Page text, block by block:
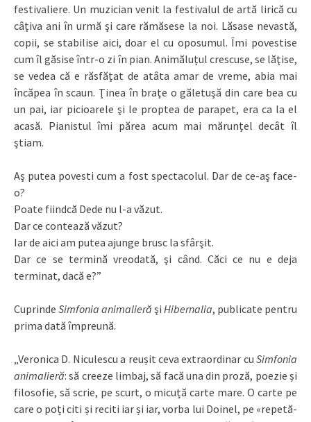
festivaliere. Un muzician venit la festivalul de artă lirică cu
câţiva ani în urmă şi care rămăsese la noi. Lăsase nevastă,
copii, se stabilise aici, doar el cu oposumul. Îmi povestise
cum îl găsise într-o zi în pian. Animăluţul crescuse, se lăţise,
se vedea că e răsfăţat de atâta amar de vreme, abia mai
încăpea în scaun. Ţinea în braţe o găletuşă din care bea cu
un pai, iar picioarele şi le proptea de parapet, era ca la el
acasă. Pianistul îmi părea acum mai mărunţel decât îl
ştiam.
Aş putea povesti cum a fost spectacolul. Dar de ce-aş face-
o?
Poate fiindcă Dede nu l-a văzut.
Dar ce contează văzut?
Iar de aici am putea ajunge brusc la sfârşit.
Dar ce se termină vreodată, şi când. Căci ce nu e deja
terminat, dacă e?”
Cuprinde Simfonia animalieră şi Hibernalia, publicate pentru
prima dată împreună.
„Veronica D. Niculescu a reușit ceva extraordinar cu Simfonia
animalieră: să creeze limbaj, să facă una din proză, poezie și
filosofie, să scrie, pe scurt, o micuță carte mare. O carte pe
care o poți citi și reciti iar și iar, vorba lui Doinel, pe «repetă-